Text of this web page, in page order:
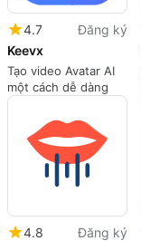
4.7
Đăng ký
Keevx
Tạo video Avatar AI
một cách dễ dàng
4.8
Đăng ký